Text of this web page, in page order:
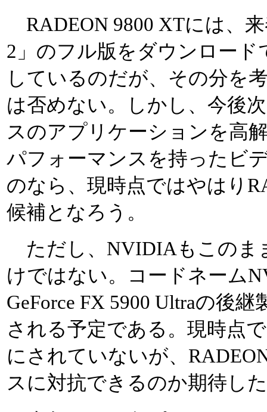
RADEON 9800 XTには、
2」のフル版をダウンロー
しているのだが、その分を
は否めない。しかし、今後
スのアプリケーションを高
パフォーマンスを持ったビ
のなら、現時点ではやはり
候補となろう。
ただし、NVIDIAもこのま
けではない。コードネーム
GeForce FX 5900 Ultraの後
される予定である。現時点
にされていないが、
スに対抗できるのか期待し